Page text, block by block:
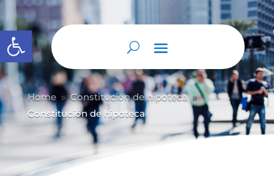
Abrir barra de herramientas
Home 9 Constitución de hipoteca 9
Constitución de hipoteca